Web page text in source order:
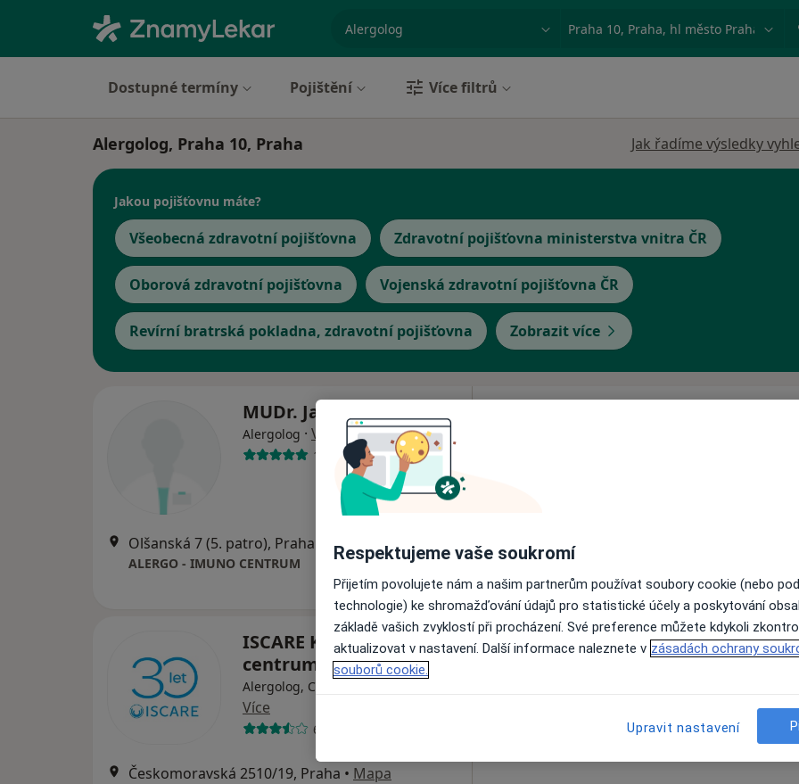
Dostupné termíny Pojištění Více filtrů
Alergolog, Praha 10, Praha Jak řadíme výsledky
Jakou pojišťovnu máte?
Všeobecná zdravotní pojišťovna Zdravotní pojišťovna ministerstva vnitra ČR
Oborová zdravotní pojišťovna Vojenská zdravotní pojišťovna ČR
Revírní bratrská pokladna, zdravotní pojišťovna Zobrazit více
MUDr. Jana Prázná
Alergolog · Více
19 názorů
Olšanská 7 (5. patro), Praha Mapa
ALERGO - IMUNO CENTRUM
ISCARE Klinické
centrum
Alergolog, Chirurg, Dermatolog
Více
6 názorů
Českomoravská 2510/19, Praha • Mapa
Dnes Zítra Po
10 Srpen
Út
11
Online rezervace termínu není k
Respektujeme vaše soukromí
Přijetím povolujete nám a našim partnerům používat soubory cookie (nebo
technologie) ke shromažďování údajů pro statistické účely a poskytování
základě vašich zvyklostí při procházení. Své preference můžete kdykoli
aktualizovat v nastavení. Další informace naleznete v zásadách ochrany
souborů cookie.
Upravit nastavení